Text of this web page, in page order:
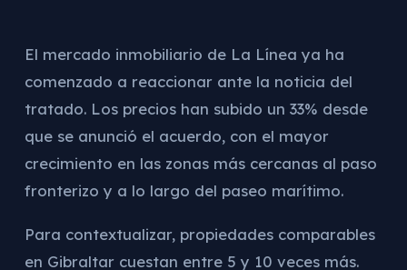
El mercado inmobiliario de La Línea ya ha
comenzado a reaccionar ante la noticia del
tratado. Los precios han subido un 33% desde
que se anunció el acuerdo, con el mayor
crecimiento en las zonas más cercanas al paso
fronterizo y a lo largo del paseo marítimo.
Para contextualizar, propiedades comparables
en Gibraltar cuestan entre 5 y 10 veces más.